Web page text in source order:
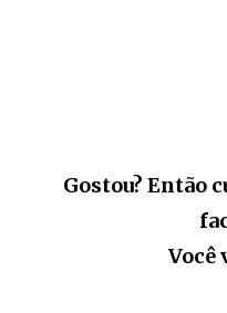
Gostou? Então
Você